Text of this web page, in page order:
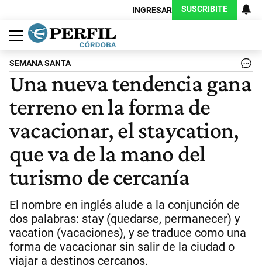
INGRESAR SUSCRIBITE
Política
Economía
Judiciales
Sociedad
Cultura
Espectáculos
Deportes
Protagonistas
SEMANA SANTA
Una nueva tendencia gana
terreno en la forma de
vacacionar, el staycation,
que va de la mano del
turismo de cercanía
El nombre en inglés alude a la conjunción de
dos palabras: stay (quedarse, permanecer) y
vacation (vacaciones), y se traduce como una
forma de vacacionar sin salir de la ciudad o
viajar a destinos cercanos.